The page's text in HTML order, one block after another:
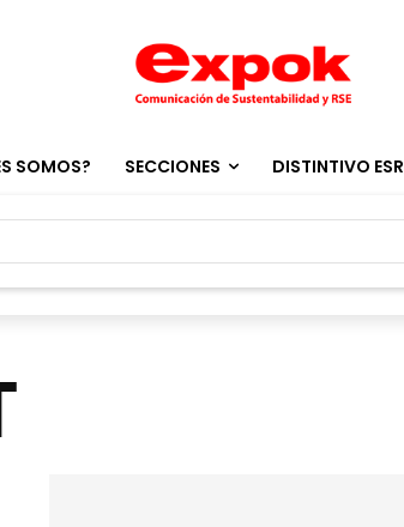
SOMOS? SECCIONES DISTINTIVO ESR